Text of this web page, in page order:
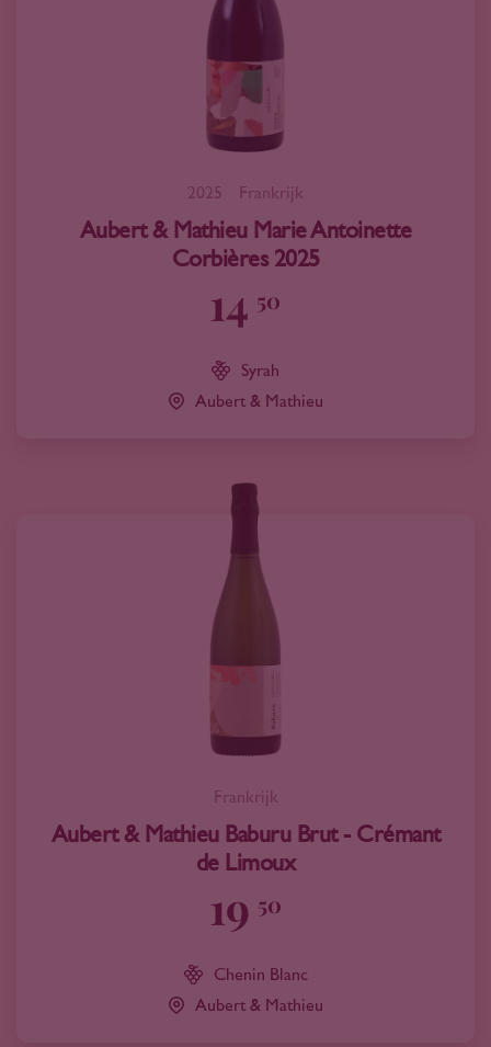
2025 Frankrijk
Aubert & Mathieu Marie Antoinette
Corbières 2025
14 50
Syrah
Aubert & Mathieu
Frankrijk
Aubert & Mathieu Baburu Brut - Crémant
de Limoux
19 50
Chenin Blanc
Aubert & Mathieu